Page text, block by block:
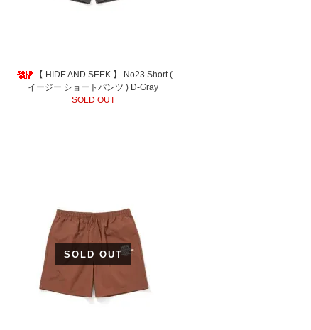
【 HIDE AND SEEK 】 No23 Short (
イージー ショートパンツ ) D-Gray
SOLD OUT
SOLD OUT